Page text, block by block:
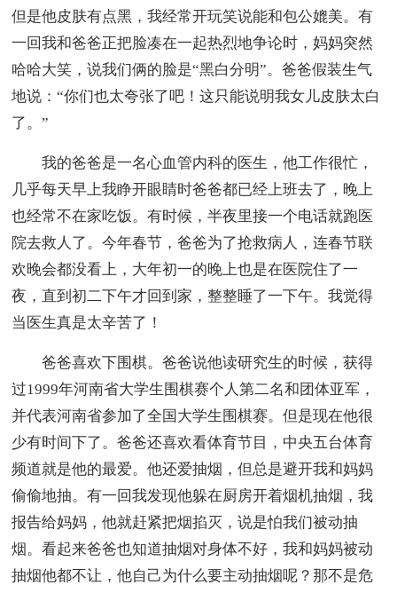
但是他皮肤有点黑，我经常开玩笑说能和包公媲美。有
一回我和爸爸正把脸凑在一起热烈地争论时，妈妈突然
哈哈大笑，说我们俩的脸是“黑白分明”。爸爸假装生气
地说：“你们也太夸张了吧！这只能说明我女儿皮肤太白
了。”
我的爸爸是一名心血管内科的医生，他工作很忙，
几乎每天早上我睁开眼睛时爸爸都已经上班去了，晚上
也经常不在家吃饭。有时候，半夜里接一个电话就跑医
院去救人了。今年春节，爸爸为了抢救病人，连春节联
欢晚会都没看上，大年初一的晚上也是在医院住了一
夜，直到初二下午才回到家，整整睡了一下午。我觉得
当医生真是太辛苦了！
爸爸喜欢下围棋。爸爸说他读研究生的时候，获得
过1999年河南省大学生围棋赛个人第二名和团体亚军，
并代表河南省参加了全国大学生围棋赛。但是现在他很
少有时间下了。爸爸还喜欢看体育节目，中央五台体育
频道就是他的最爱。他还爱抽烟，但总是避开我和妈妈
偷偷地抽。有一回我发现他躲在厨房开着烟机抽烟，我
报告给妈妈，他就赶紧把烟掐灭，说是怕我们被动抽
烟。看起来爸爸也知道抽烟对身体不好，我和妈妈被动
抽烟他都不让，他自己为什么要主动抽烟呢？那不是危